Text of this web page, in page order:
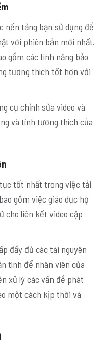
nền tảng bạn sử dụng để
với phiên bản mới nhất.
gồm các tính năng bảo
tương thích tốt hơn với
cụ chỉnh sửa video và
và tính tương thích của
tốt nhất trong việc tải
gồm việc giáo dục họ
cho liên kết video cập
đầy đủ các tài nguyên
tình để nhân viên của
xử lý các vấn đề phát
một cách kịp thời và